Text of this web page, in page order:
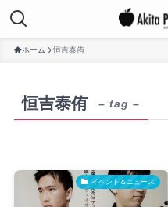
ホーム 恒吉泰侑
恒吉泰侑 – tag –
イベント＆ニュース